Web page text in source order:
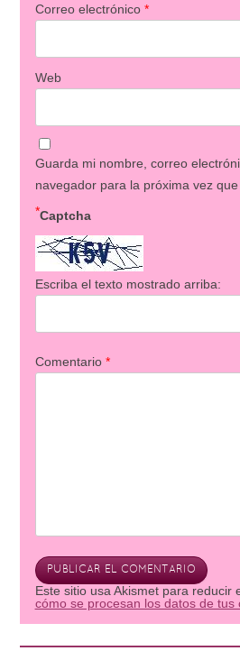
Correo electrónico *
Web
Guarda mi nombre, correo
navegador para la próxima vez que
Captcha
*
Escriba el texto mostrado arriba:
Comentario *
Este sitio usa Akismet para reducir
cómo se procesan los datos de tus